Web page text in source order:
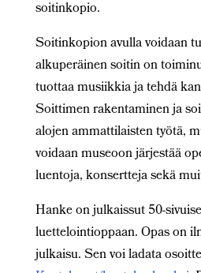
soitinkopio.
Soitinkopion avulla voidaan
alkuperäinen soitin on
tuottaa musiikkia ja tehdä
Soittimen rakentaminen ja
alojen ammattilaisten työtä,
voidaan museoon järjestää
luentoja, konsertteja sekä
Hanke on julkaissut 50-
luettelointioppaan. Opas on
julkaisu. Sen voi ladata